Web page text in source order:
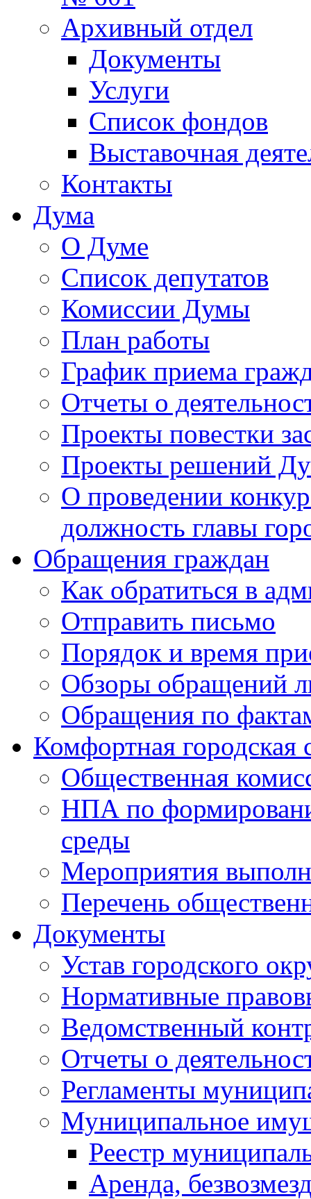
Архивный отдел
Документы
Услуги
Список фондов
Выставочная
Контакты
Дума
О Думе
Список депутатов
Комиссии Думы
План работы
График приема
Отчеты о
Проекты повестки
Проекты решений
О проведении
должность главы
Обращения граждан
Как обратиться в
Отправить письмо
Порядок и время
Обзоры обращений
Обращения по
Комфортная городская
Общественная
НПА по
среды
Мероприятия
Перечень
Документы
Устав городского
Нормативные
Ведомственный
Отчеты о
Регламенты
Муниципальное
Реестр
Аренда,